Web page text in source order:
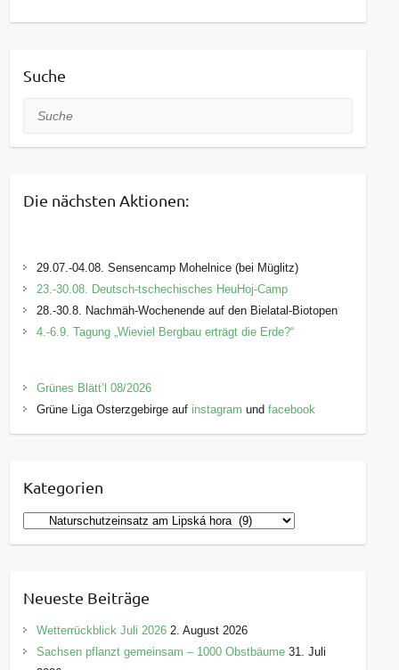
Suche
Suche
Die nächsten Aktionen:
29.07.-04.08. Sensencamp Mohelnice (bei Müglitz)
23.-30.08. Deutsch-tschechisches HeuHoj-Camp
28.-30.8. Nachmäh-Wochenende auf den Bielatal-Biotopen
4.-6.9. Tagung „Wieviel Bergbau erträgt die Erde?“
Grünes Blätt’l 08/2026
Grüne Liga Osterzgebirge auf instagram undfacebook
Kategorien
a
g
o
r
Neueste Beiträge
Wetterrückblick Juli 2026 2. August 2026
Sachsen pflanzt gemeinsam – 1000 Obstbäume 31. Juli